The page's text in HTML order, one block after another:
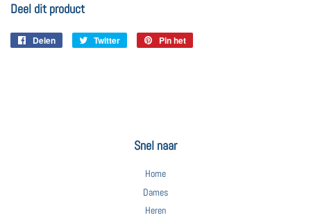
Deel dit product
Delen
Delen
Twitter
TwitterenPin het
Snel naar
Home
Dames
Heren